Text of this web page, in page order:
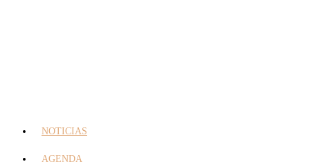
NOTICIAS
AGENDA